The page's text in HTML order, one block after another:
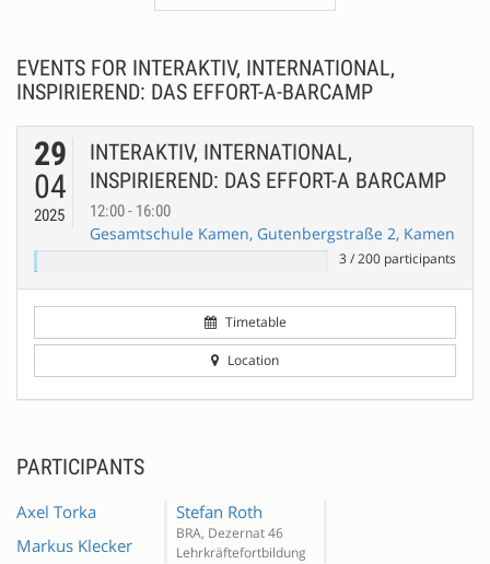
EVENTS FOR INTERAKTIV, INTERNATIONAL,
INSPIRIEREND: DAS EFFORT-A-BARCAMP
29
04
2025
INTERAKTIV, INTERNATIONAL,
INSPIRIEREND: DAS EFFORT-A BARCAMP
12:00 - 16:00
Gesamtschule Kamen, Gutenbergstraße 2, Kamen
3 /200 participants
Timetable
Location
PARTICIPANTS
Axel Torka
Markus Klecker
Stefan Roth
BRA, Dezernat 46
Lehrkräftefortbildung